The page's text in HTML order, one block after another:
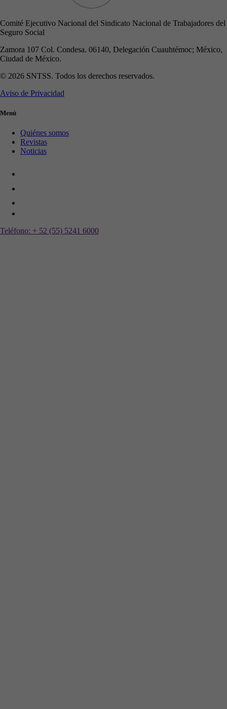
Comité Ejecutivo Nacional del Sindicato Nacional de Trabajadores del
Seguro Social
Zamora 107 Col. Condesa. 06140, Delegación Cuauhtémoc; México,
Ciudad de México.
© 2026 SNTSS. Todos los derechos reservados.
Aviso de Privacidad
Menú
Quiénes somos
Revistas
Noticias
Teléfono: + 52 (55) 5241 6000